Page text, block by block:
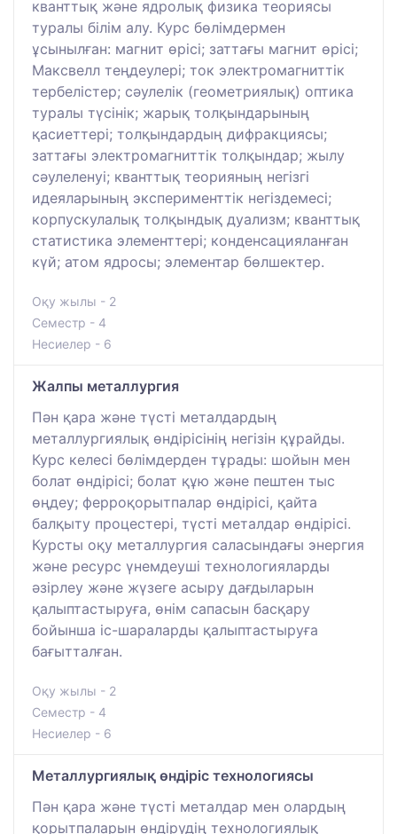
кванттық және ядролық физика теориясы
туралы білім алу. Курс бөлімдермен
ұсынылған: магнит өрісі; заттағы магнит өрісі;
Максвелл теңдеулері; ток электромагниттік
тербелістер; сәулелік (геометриялық) оптика
туралы түсінік; жарық толқындарының
қасиеттері; толқындардың дифракциясы;
заттағы электромагниттік толқындар; жылу
сәулеленуі; кванттық теорияның негізгі
идеяларының эксперименттік негіздемесі;
корпускулалық толқындық дуализм; кванттық
статистика элементтері; конденсацияланған
күй; атом ядросы; элементар бөлшектер.
Оқу жылы - 2
Семестр - 4
Несиелер - 6
Жалпы металлургия
Пән қара және түсті металдардың
металлургиялық өндірісінің негізін құрайды.
Курс келесі бөлімдерден тұрады: шойын мен
болат өндірісі; болат құю және пештен тыс
өңдеу; ферроқорытпалар өндірісі, қайта
балқыту процестері, түсті металдар өндірісі.
Курсты оқу металлургия саласындағы энергия
және ресурс үнемдеуші технологияларды
әзірлеу және жүзеге асыру дағдыларын
қалыптастыруға, өнім сапасын басқару
бойынша іс-шараларды қалыптастыруға
бағытталған.
Оқу жылы - 2
Семестр - 4
Несиелер - 6
Металлургиялық өндіріс технологиясы
Пән қара және түсті металдар мен олардың
қорытпаларын өндірудің технологиялық